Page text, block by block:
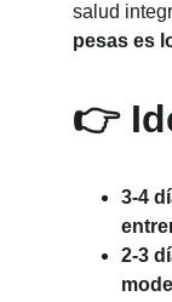
salud
pesas es
👉
3-4
2-3